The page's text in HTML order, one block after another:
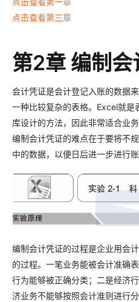
点击查看第三章
第2章 编制会
会计凭证是会计登记入账的数据
一种比较复杂的表格。Excel就是
库设计的方法，因此非常适合业
编制会计凭证的难点在于要将不
中的数据，以便日后进一步进行账
编制会计凭证的过程是企业用会
的过程。一笔业务能被会计准确
行为能够被正确分类；二是经济
济业务不能够按照会计准则进行